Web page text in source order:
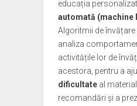
educația
automată (machine
Algoritmii de
analiza
activitățile lor de
acestora, pentru a
dificultate al
recomandări și a